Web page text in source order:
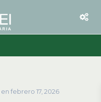
febrero 17, 2026